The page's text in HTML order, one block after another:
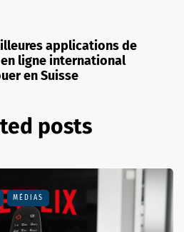
applications de
ligne international
en Suisse
posts
MÉDIAS